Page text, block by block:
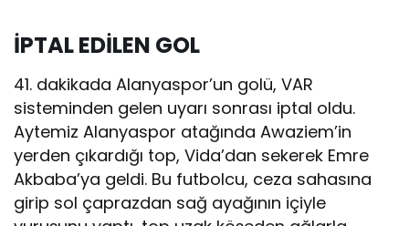
İPTAL EDİLEN GOL
41. dakikada Alanyaspor’un golü, VAR
sisteminden gelen uyarı sonrası iptal oldu.
Aytemiz Alanyaspor atağında Awaziem’in
yerden çıkardığı top, Vida’dan sekerek Emre
Akbaba’ya geldi. Bu futbolcu, ceza sahasına
girip sol çaprazdan sağ ayağının içiyle